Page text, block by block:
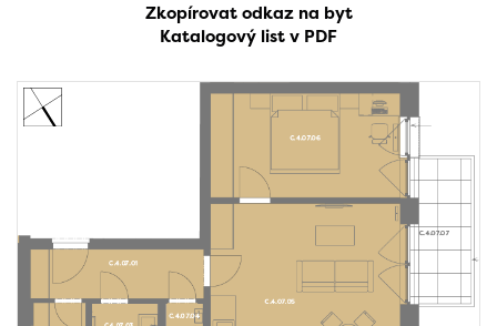
Zkopírovat odkaz na byt
Katalogový list v PDF